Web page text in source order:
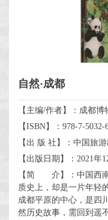
自然·成都
【主编/作者】：成都博
【ISBN】：978-7-5032-
【出 版 社】：中国旅
【出版日期】：2021年
【简 介】：中国西
质史上，却是一片年轻
成都平原的中心，是四
然历史故事，需回到遥